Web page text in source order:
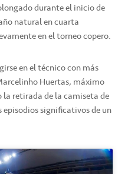
durante el inicio de
natural en cuarta
en el torneo copero.
en el técnico con más
Huertas, máximo
la retirada de la camiseta de
significativos de un